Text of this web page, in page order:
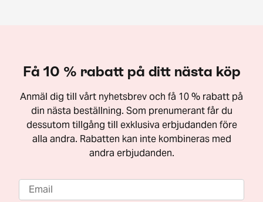
Få 10 % rabatt på ditt nästa köp
Anmäl dig till vårt nyhetsbrev och få 10 % rabatt på
din nästa beställning. Som prenumerant får du
dessutom tillgång till exklusiva erbjudanden före
alla andra. Rabatten kan inte kombineras med
andra erbjudanden.